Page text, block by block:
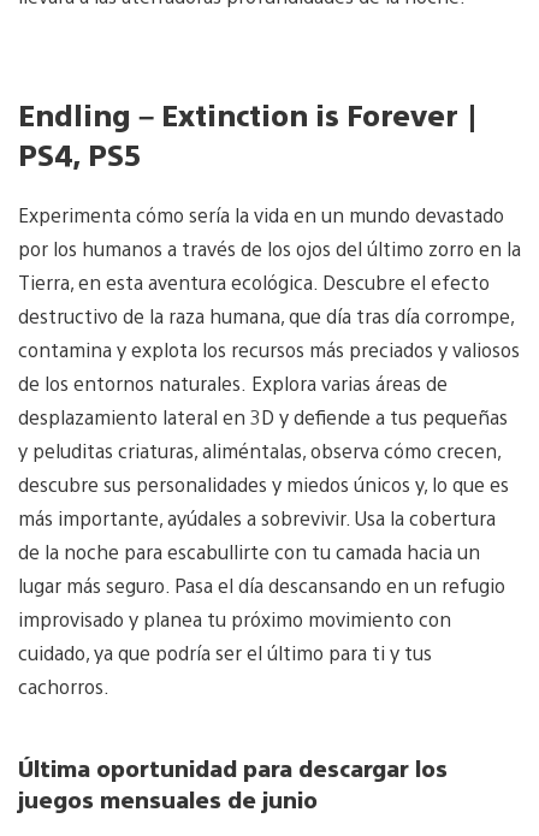
Endling – Extinction is Forever |
PS4, PS5
Experimenta cómo sería la vida en un mundo devastado
por los humanos a través de los ojos del último zorro en la
Tierra, en esta aventura ecológica. Descubre el efecto
destructivo de la raza humana, que día tras día corrompe,
contamina y explota los recursos más preciados y valiosos
de los entornos naturales. Explora varias áreas de
desplazamiento lateral en 3D y defiende a tus pequeñas
y peluditas criaturas, aliméntalas, observa cómo crecen,
descubre sus personalidades y miedos únicos y, lo que es
más importante, ayúdales a sobrevivir. Usa la cobertura
de la noche para escabullirte con tu camada hacia un
lugar más seguro. Pasa el día descansando en un refugio
improvisado y planea tu próximo movimiento con
cuidado, ya que podría ser el último para ti y tus
cachorros.
Última oportunidad para descargar los
juegos mensuales de junio